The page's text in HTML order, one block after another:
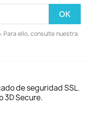
Para ello, consulte nuestra
de seguridad SSL.
3D Secure.